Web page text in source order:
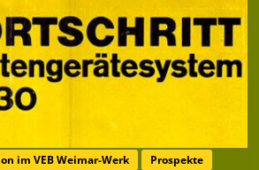
im VEB Weimar-Werk Prospekte